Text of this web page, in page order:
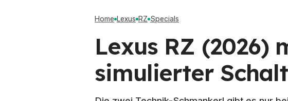
Home Lexus RZ Specials
Lexus RZ (2026)
simulierter